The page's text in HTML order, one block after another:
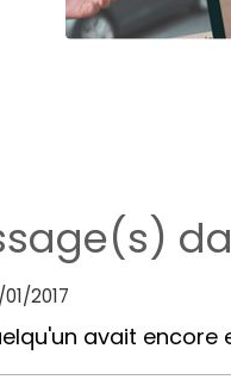
01/2017
avait encore